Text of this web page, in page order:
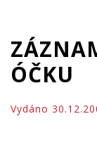
ÓČKU
Vydáno